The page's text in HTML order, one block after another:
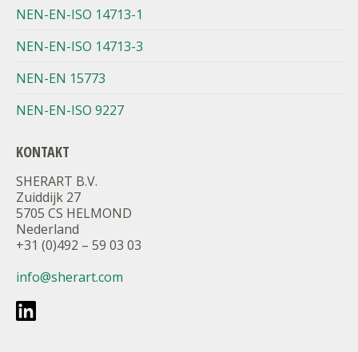
NEN-EN-ISO 14713-1
NEN-EN-ISO 14713-3
NEN-EN 15773
NEN-EN-ISO 9227
KONTAKT
SHERART B.V.
Zuiddijk 27
5705 CS HELMOND
Nederland
+31 (0)492 – 59 03 03
info@sherart.com